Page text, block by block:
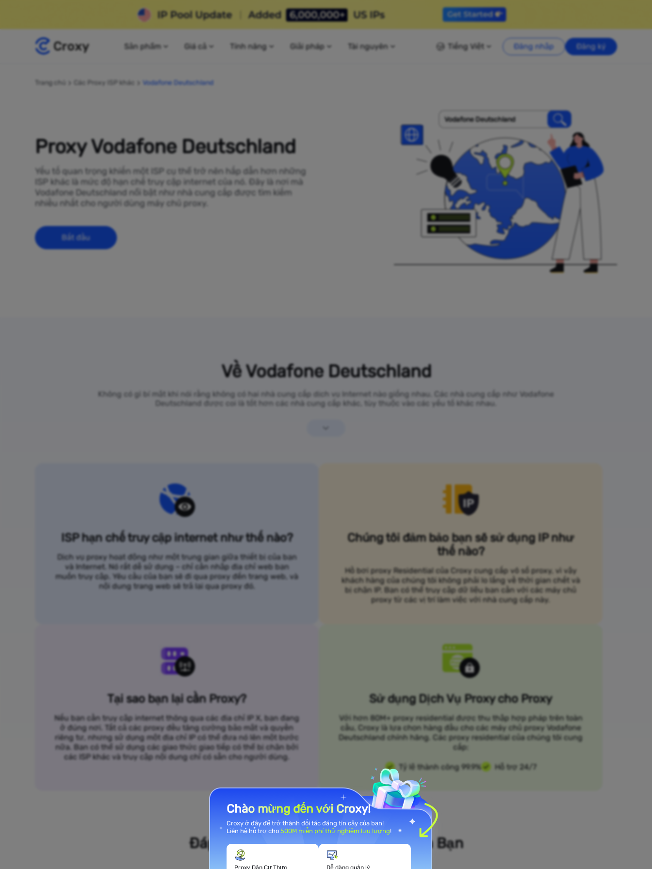
Sản phẩm Giá cả Tính năng Giải pháp Tài nguyên Tiếng Việt Đăng nhập Đăng ký
Trang chủ Các Proxy ISP khác Vodafone Deutschland
Proxy Vodafone Deutschland
Yếu tố quan trọng khiến một ISP cụ thể trở nên hấp dẫn hơn những
ISP khác là mức độ hạn chế truy cập internet của nó. Đây là nơi mà
Vodafone Deutschland nổi bật như nhà cung cấp được tìm kiếm
nhiều nhất cho người dùng máy chủ proxy.
Bắt đầu
Vodafone Deutschland
Về Vodafone Deutschland
Không có gì bí mật khi nói rằng không có hai nhà cung cấp dịch vụ Internet nào giống nhau. Các nhà cung cấp như Vodafone
Deutschland được coi là tốt hơn các nhà cung cấp khác, tùy thuộc vào các yếu tố khác nhau.
ISP hạn chế truy cập internet như thế nào?
Dịch vụ proxy hoạt động như một trung gian giữa thiết bị của bạn
và Internet. Nó rất dễ sử dụng – chỉ cần nhập địa chỉ web bạn
muốn truy cập. Yêu cầu của bạn sẽ đi qua proxy đến trang web, và
nội dung trang web sẽ trả lại qua proxy đó.
Chúng tôi đảm bảo bạn sẽ sử dụng IP như
thế nào?
Hồ bơi proxy Residential của Croxy cung cấp vô số proxy, vì vậy
khách hàng của chúng tôi không phải lo lắng về thời gian chết và
bị chặn IP. Bạn có thể truy cập dữ liệu bạn cần với các máy chủ
proxy từ các vị trí làm việc với nhà cung cấp này.
Tại sao bạn lại cần Proxy?
Nếu bạn cần truy cập internet thông qua các địa chỉ IP X, bạn đang
ở đúng nơi. Tất cả các proxy đều tăng cường bảo mật và quyền
riêng tư, nhưng sử dụng một địa chỉ IP có thể đưa nó lên một bước
nữa. Bạn có thể sử dụng các giao thức giao tiếp có thể bị chặn bởi
các ISP khác và truy cập nội dung chỉ có sẵn cho người dùng.
Sử dụng Dịch Vụ Proxy cho Proxy
Với hơn 80M+ proxy residential được thu thập hợp pháp trên toàn
cầu, Croxy là lựa chọn hàng đầu cho các máy chủ proxy Vodafone
Deutschland chính hãng. Các proxy residential của chúng tôi cung
cấp:
Tỷ lệ thành công 99.9% Hỗ trợ 24/7
Đáp Ứng Các Nhu Cầu Sử Dụng Của Bạn
Chào mừng đến với Croxy!
Croxy ở đây để trở thành đối tác đáng tin cậy của bạn!
Liên hệ hỗ trợ cho 500M miễn phí thử nghiệm lưu lượng!
Proxy Dân Cư Thực Dễ dàng quản lý